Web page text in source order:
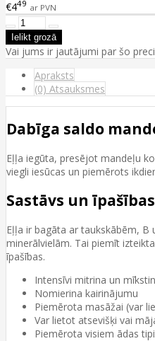
€449 ar PVN
Vai jums ir jautājumi par šo
Apraksts
(0) Atsauksmes
Dabīga saldo
Eļļa iegūta, presējot mandeļu
viegli iesūcas un piemērots
Sastāvs un īpašības
Eļļa ir bagāta ar taukskābēm, B
minerālvielām. Tai piemīt
īpašības.
Intensīvi mitrina un
Nomierina kairinājumu
Piemērota masāžai (var
Var lietot atsevišķi vai
Piemērota visiem ādas